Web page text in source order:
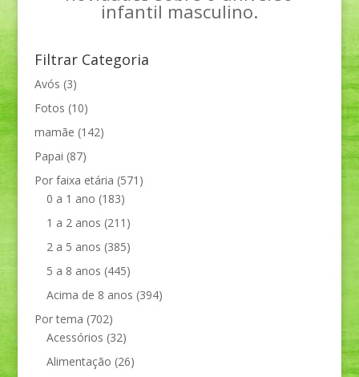
infantil masculino.
Filtrar Categoria
Avós (3)
Fotos (10)
mamãe (142)
Papai (87)
Por faixa etária (571)
0 a 1 ano (183)
1 a 2 anos (211)
2 a 5 anos (385)
5 a 8 anos (445)
Acima de 8 anos (394)
Por tema (702)
Acessórios (32)
Alimentação (26)